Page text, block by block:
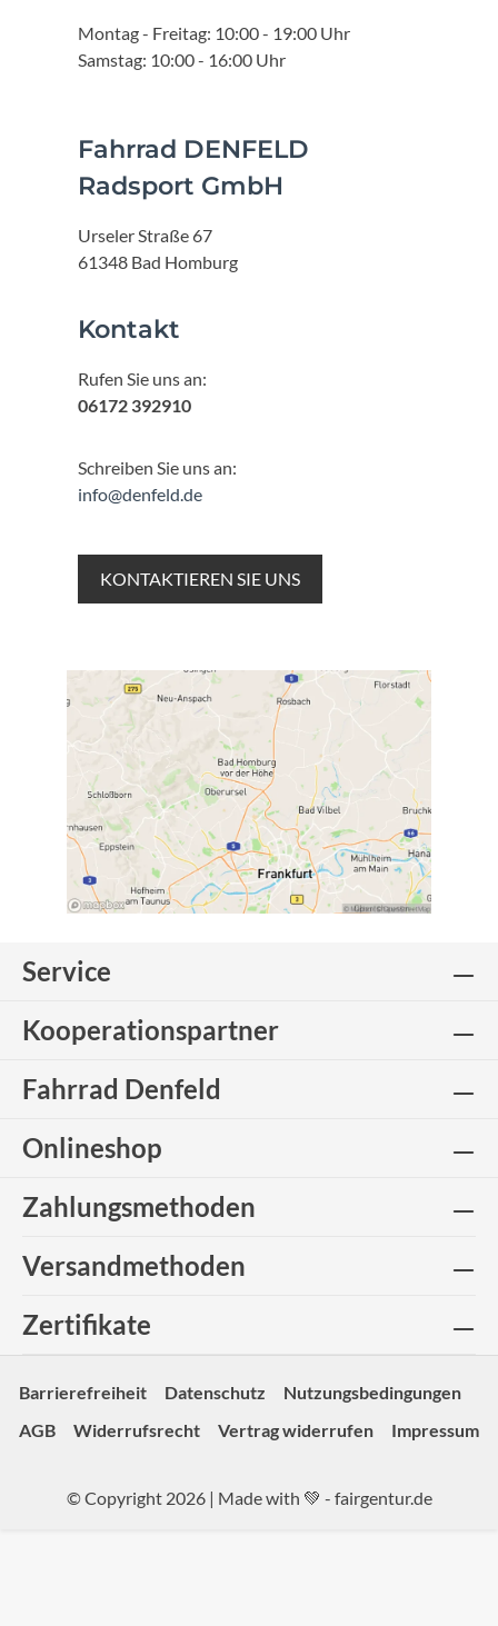
Montag - Freitag: 10:00 - 19:00 Uhr
Samstag: 10:00 - 16:00 Uhr
Fahrrad DENFELD
Radsport GmbH
Urseler Straße 67
61348 Bad Homburg
Kontakt
Rufen Sie uns an:
06172 392910
Schreiben Sie uns an:
info@denfeld.de
KONTAKTIEREN SIE UNS
Service
Kooperationspartner
Fahrrad Denfeld
Onlineshop
Zahlungsmethoden
Versandmethoden
Zertifikate
Barrierefreiheit Datenschutz
Nutzungsbedingungen
AGB
Widerrufsrecht Vertrag widerrufen Impressum
© Copyright 2026 | Made with 💚 - fairgentur.de